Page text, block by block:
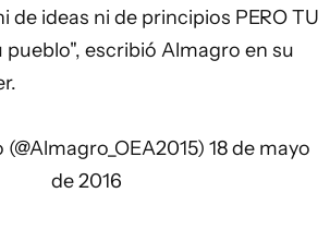
de ideas ni de principios PERO TU
pueblo", escribió Almagro en su
18 de mayo
de 2016